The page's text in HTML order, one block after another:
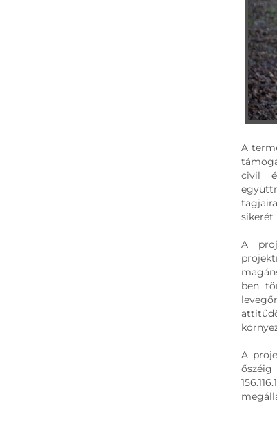
A
civil
sikerét
A
ben
A